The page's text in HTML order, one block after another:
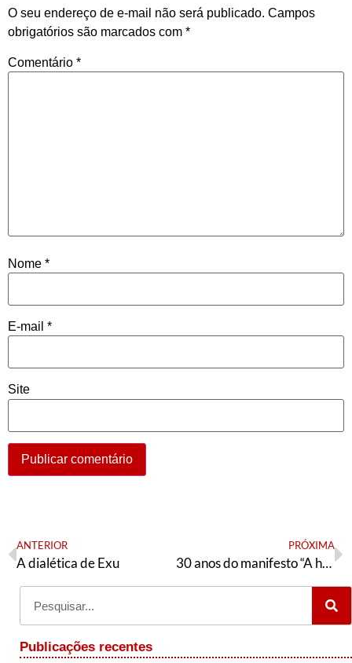
O seu endereço de e-mail não será publicado. Campos
obrigatórios são marcados com *
Comentário *
Nome *
E-mail *
Site
ANTERIOR
A dialética de Exu
PRÓXIMA
30 anos do manifesto “A hora da verdade”
Publicações recentes